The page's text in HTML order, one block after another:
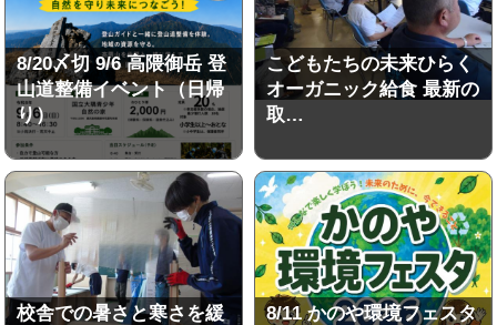
8/20〆切 9/6 高隈御岳 登
山道整備イベント（日帰
り）
こどもたちの未来ひらく
オーガニック給食 最新の
取…
校舎での暑さと寒さを緩
8/11 かのや環境フェスタ